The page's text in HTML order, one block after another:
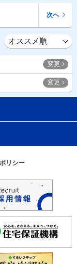
次へ
変更
変更
リシー